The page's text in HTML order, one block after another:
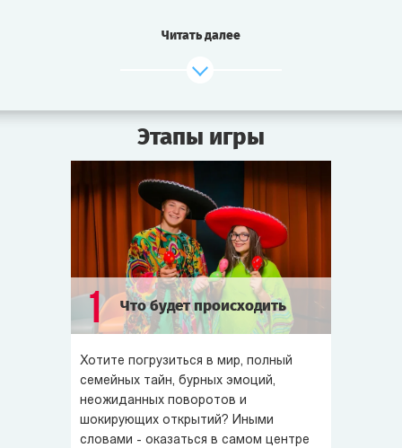
Педро женился на богатой наследнице кофейных
прислугу, разбили сад. Вскоре донна Лусия вновь
ждала малыша.
Но дон Педро не смог насладиться счастьем.
Спокойная жизнь мексиканских миллионеров была
нарушена страшной трагедией! Дон Педро впал
в глубокую кому. Никто не знает, что привело Эскабара
в такое состояние.
И вот уже 170 серий... простите... 15 лет больной лежит
в коме в городской больнице Сан-Луиса. Вчера врач
сообщил, что надежды больше нет. Он не видит выхода
из ситуации, кроме как отключить пациента
от аппаратов, поддерживающих в нём жизнь.
Читать далее
Этапы игры
1 Что будет происходить
Хотите погрузиться в мир, полный
семейных тайн, бурных эмоций,
неожиданных поворотов и
шокирующих открытий? Иными
словами - оказаться в самом центре